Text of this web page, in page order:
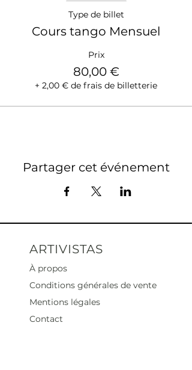
Type de billet
Cours tango Mensuel
Prix
80,00 €
+ 2,00 € de frais de billetterie
Partager cet événement
ARTIVISTAS
À propos
Conditions générales de vente
Mentions légales
Contact